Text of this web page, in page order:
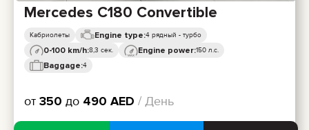
Mercedes C180 Convertible
Кабриолеты Engine type:4 рядный - турбо
0-100 km/h:8,3 сек. Engine power:150 л.с.
Baggage:4
от 350 до 490 AED / День